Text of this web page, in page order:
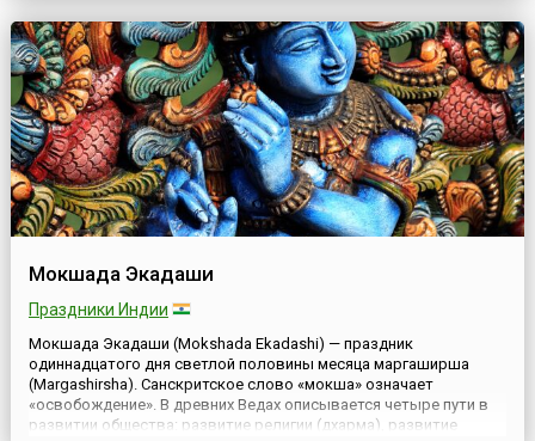
Мокшада Экадаши
Праздники Индии
Мокшада Экадаши (Mokshada Ekadashi) — праздник
одиннадцатого дня светлой половины месяца маргаширша
(Margashirsha). Санскритское слово «мокша» означает
«освобождение». В древних Ведах описывается четыре пути в
развитии общества: развитие религии (дхарма), развитие